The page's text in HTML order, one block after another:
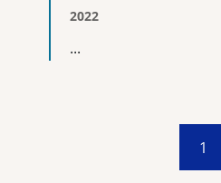
2022
...
1